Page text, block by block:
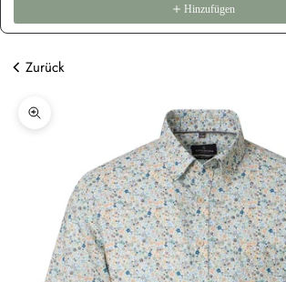
Hinzufügen
Zurück
Bild vergrößern